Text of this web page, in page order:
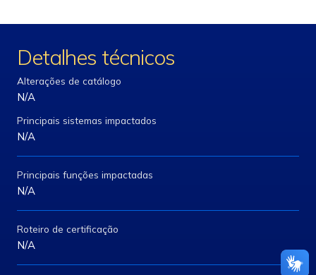
Detalhes técnicos
Alterações de catálogo
N/A
Principais sistemas impactados
N/A
Principais funções impactadas
N/A
Roteiro de certificação
N/A